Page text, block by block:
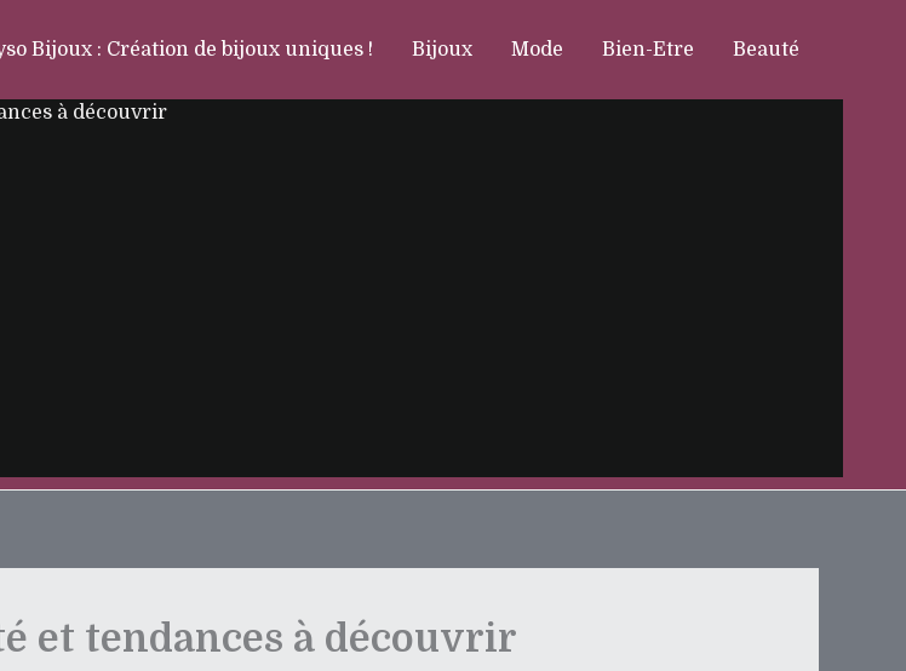
Bijoux : Création de bijoux uniques ! Bijoux Mode Bien-Etre Beauté
à découvrir
et tendances à découvrir